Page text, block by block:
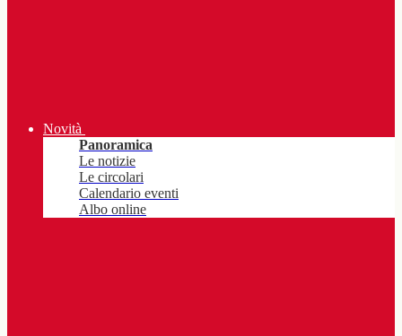
Novità
Panoramica
Le notizie
Le circolari
Calendario eventi
Albo online